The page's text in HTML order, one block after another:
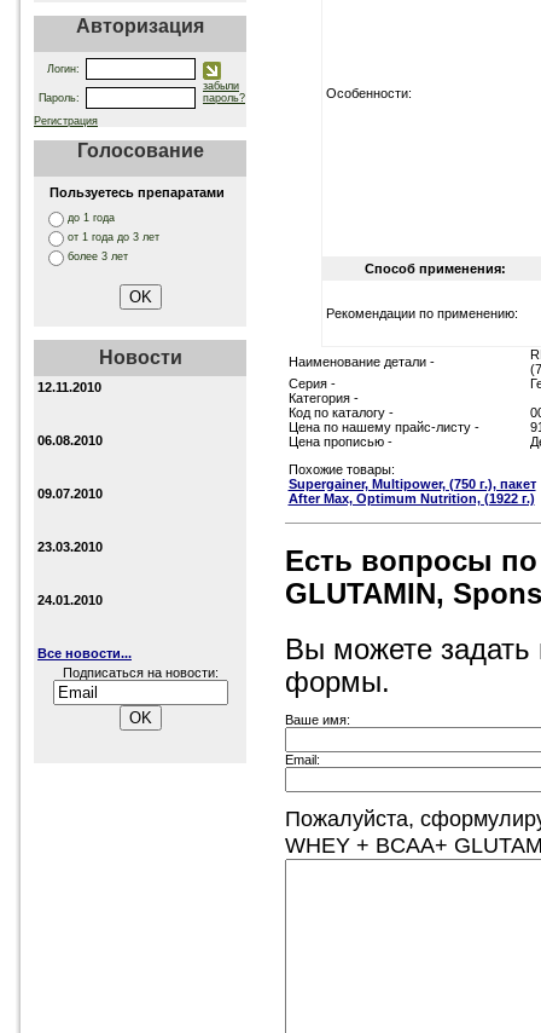
Авторизация
Логин:
Пароль:
забыли
пароль?
Регистрация
Голосование
Пользуетесь препаратами
до 1 года
от 1 года до 3 лет
более 3 лет
Новости
12.11.2010
06.08.2010
09.07.2010
23.03.2010
24.01.2010
Все новости...
Подписаться на новости:
Особенности:
Способ применения:
Рекомендации по применению:
Наименование детали -
Серия -
Категория -
Код по каталогу -
Цена по нашему прайс-листу -
Цена прописью -
Похожие товары:
Supergainer, Multipower, (750 г.), пакет
After Max, Optimum Nutrition, (1922 г.)
Есть вопросы по
GLUTAMIN,
Вы можете
формы.
Ваше имя:
Email:
Пожалуйста,
WHEY + BCAA+